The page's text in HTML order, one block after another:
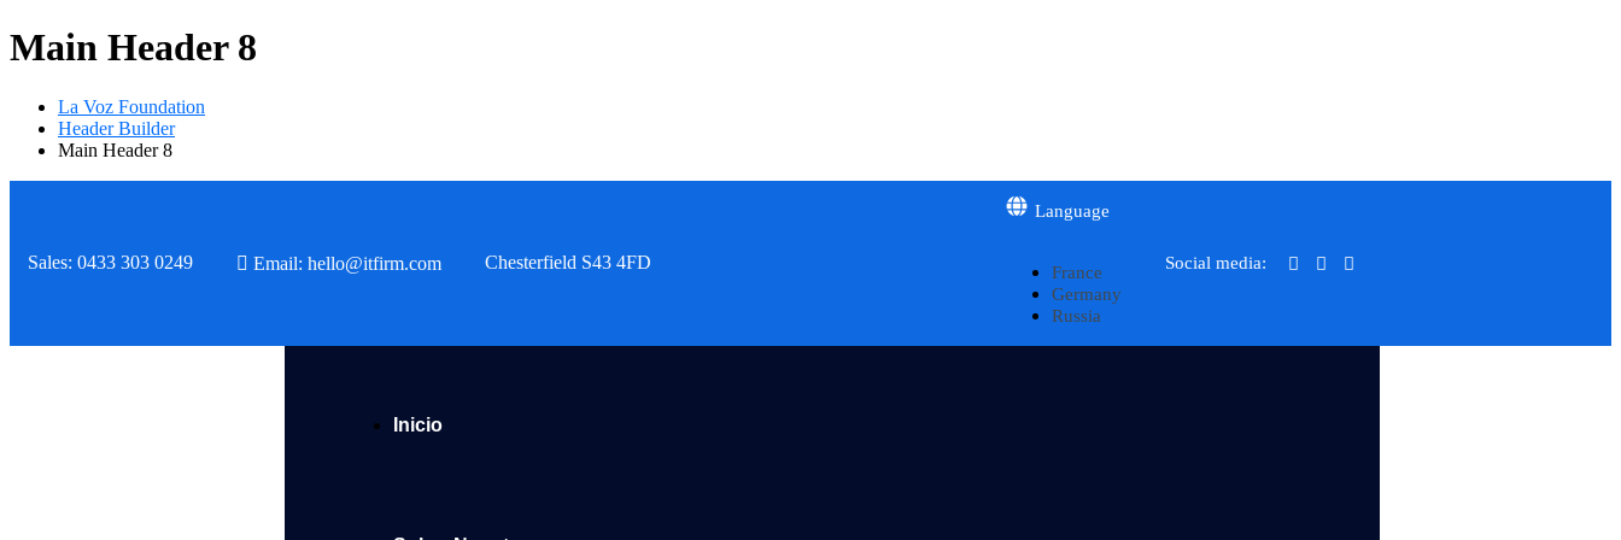
Main Header 8
La Voz Foundation
Header Builder
Main Header 8
Sales: 0433 303 0249 Email: hello@itfirm.com Chesterfield S43 4FD
Language
France
Germany
Russia
Social media:
Inicio